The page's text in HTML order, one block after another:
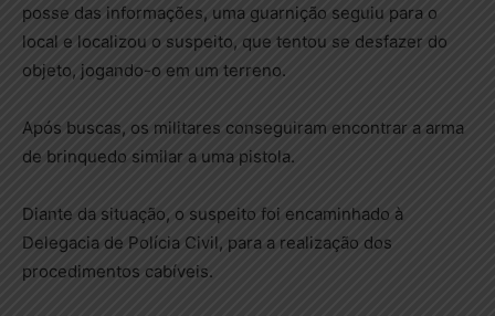
posse das informações, uma guarnição seguiu para o
local e localizou o suspeito, que tentou se desfazer do
objeto, jogando-o em um terreno.
Após buscas, os militares conseguiram encontrar a arma
de brinquedo similar a uma pistola.
Diante da situação, o suspeito foi encaminhado à
Delegacia de Polícia Civil, para a realização dos
procedimentos cabíveis.